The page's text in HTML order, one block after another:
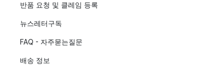
반품 요청 및 클레임 등록
뉴스레터구독
FAQ - 자주묻는질문
배송 정보